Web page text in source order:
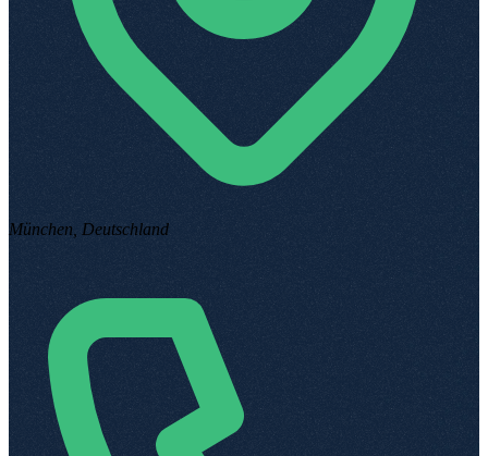
München, Deutschland